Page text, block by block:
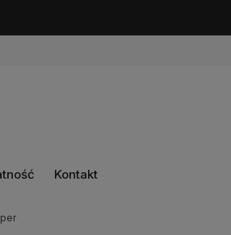
Kontakt